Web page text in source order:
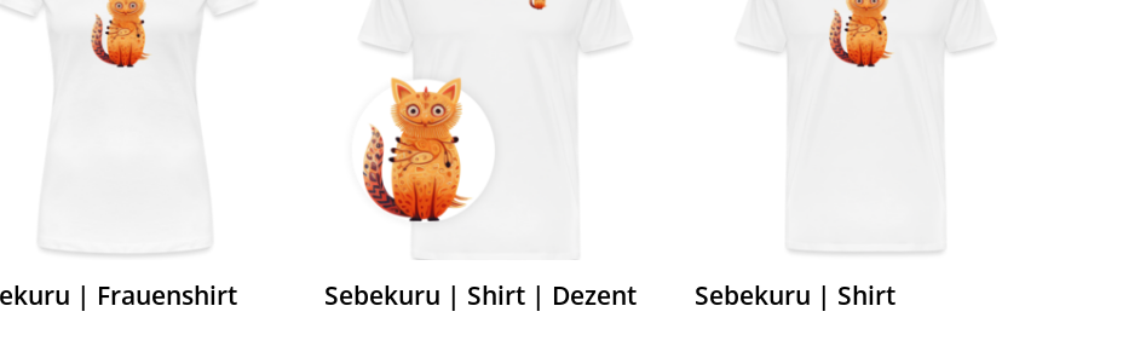
| Frauenshirt Sebekuru | Shirt | Dezent Sebekuru | Shirt